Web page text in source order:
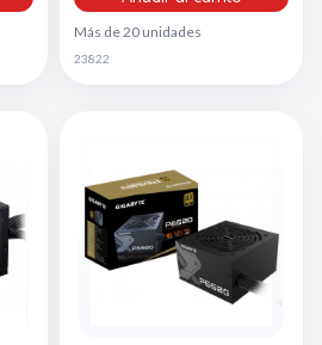
Más de 20 unidades
23822